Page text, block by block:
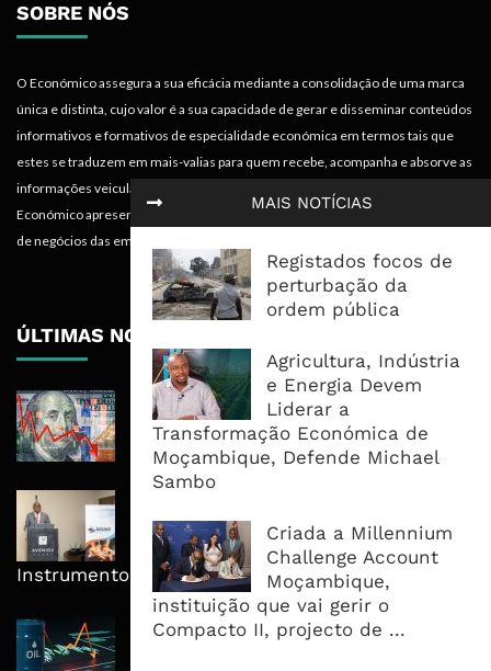
MAIS NOTÍCIAS
Registados focos de
perturbação da
ordem pública
Agricultura, Indústria
e Energia Devem
Liderar a
Transformação Económica de
Moçambique, Defende Michael
Sambo
Criada a Millennium
Challenge Account
Moçambique,
instituição que vai gerir o
Compacto II, projecto de ...
SOBRE NÓS
O Económico assegura a sua eficácia mediante a consolidação de uma marca
única e distinta, cujo valor é a sua capacidade de gerar e disseminar conteúdos
informativos e formativos de especialidade económica em termos tais que
estes se traduzem em mais-valias para quem recebe, acompanha e absorve as
informações veiculadas nos diferentes meios do projecto. Portanto, o
Económico apresenta valências importantes para os objectivos institucionais e
de negócios das empresas.
ÚLTIMAS NOTÍCIAS
Dólar Fecha Segunda Semana Em
Queda E Emprego Reabre O Debate
Sobre Os Juros Da ...
Revolvente Para Transformar
Ligações Domiciliárias Em
Instrumento De Inclusão
Petróleo Fecha Semana Em Forte